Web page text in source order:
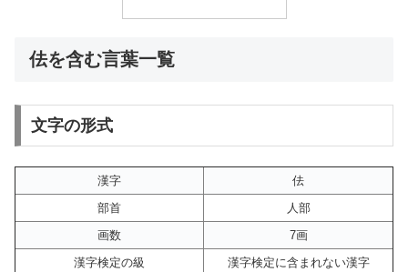
佉を含む言葉一覧
文字の形式
漢字
佉
部首
人部
画数
7画
漢字検定の級
漢字検定に含まれない漢字